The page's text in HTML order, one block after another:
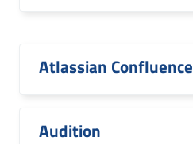
Atlassian Confluence
Audition